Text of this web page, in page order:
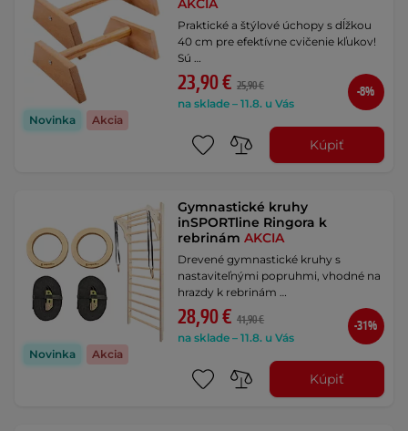
Novinka Akcia
AKCIA
Praktické a štýlové úchopy s dĺžkou
40 cm pre efektívne cvičenie kľukov!
Sú …
23,90 € 25,90 €
na sklade – 11.8. u Vás
-8%
Kúpiť
Novinka Akcia
Gymnastické kruhy
inSPORTline Ringora k
rebrinámAKCIA
Drevené gymnastické kruhy s
nastaviteľnými popruhmi, vhodné na
hrazdy k rebrinám …
28,90 € 41,90 €
na sklade – 11.8. u Vás
-31%
Kúpiť